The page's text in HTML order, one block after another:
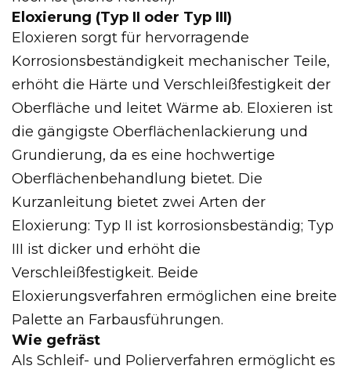
Eloxierung (Typ II oder Typ III)
Eloxieren sorgt für hervorragende
Korrosionsbeständigkeit mechanischer Teile,
erhöht die Härte und Verschleißfestigkeit der
Oberfläche und leitet Wärme ab. Eloxieren ist
die gängigste Oberflächenlackierung und
Grundierung, da es eine hochwertige
Oberflächenbehandlung bietet. Die
Kurzanleitung bietet zwei Arten der
Eloxierung: Typ II ist korrosionsbeständig; Typ
III ist dicker und erhöht die
Verschleißfestigkeit. Beide
Eloxierungsverfahren ermöglichen eine breite
Palette an Farbausführungen.
Wie gefräst
Als Schleif- und Polierverfahren ermöglicht es